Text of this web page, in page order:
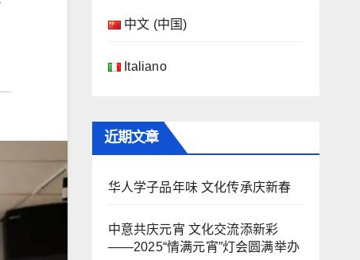
中文 (中国)
Italiano
近期文章
华人学子品年味 文化传承庆新春
中意共庆元宵 文化交流添新彩
——2025“情满元宵”灯会圆满举办